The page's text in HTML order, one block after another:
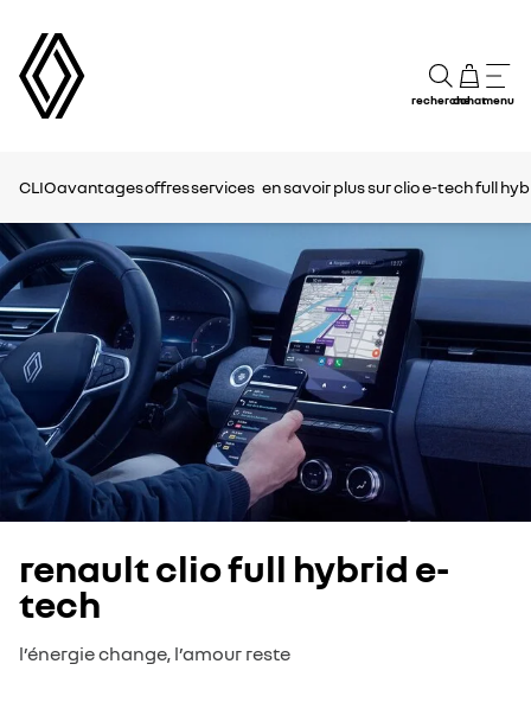
rechercheachatmenu
CLIOavantagesoffresservices en savoir plus sur clio e-tech full
renault clio full hybrid e-
tech
l’énergie change, l’amour reste